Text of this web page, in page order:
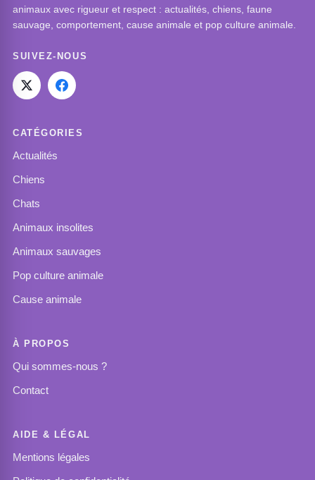
animaux avec rigueur et respect : actualités, chiens, faune
sauvage, comportement, cause animale et pop culture animale.
SUIVEZ-NOUS
CATÉGORIES
Actualités
Chiens
Chats
Animaux insolites
Animaux sauvages
Pop culture animale
Cause animale
À PROPOS
Qui sommes-nous ?
Contact
AIDE & LÉGAL
Mentions légales